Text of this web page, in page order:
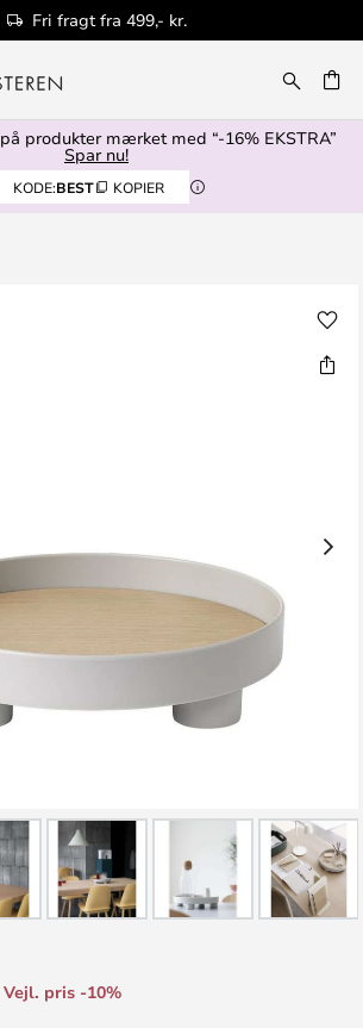
Fri fragt fra 499,- kr.
på produkter mærket med “-16% EKSTRA”
Spar nu!
KODE:BEST KOPIER
Vejl. pris -10%